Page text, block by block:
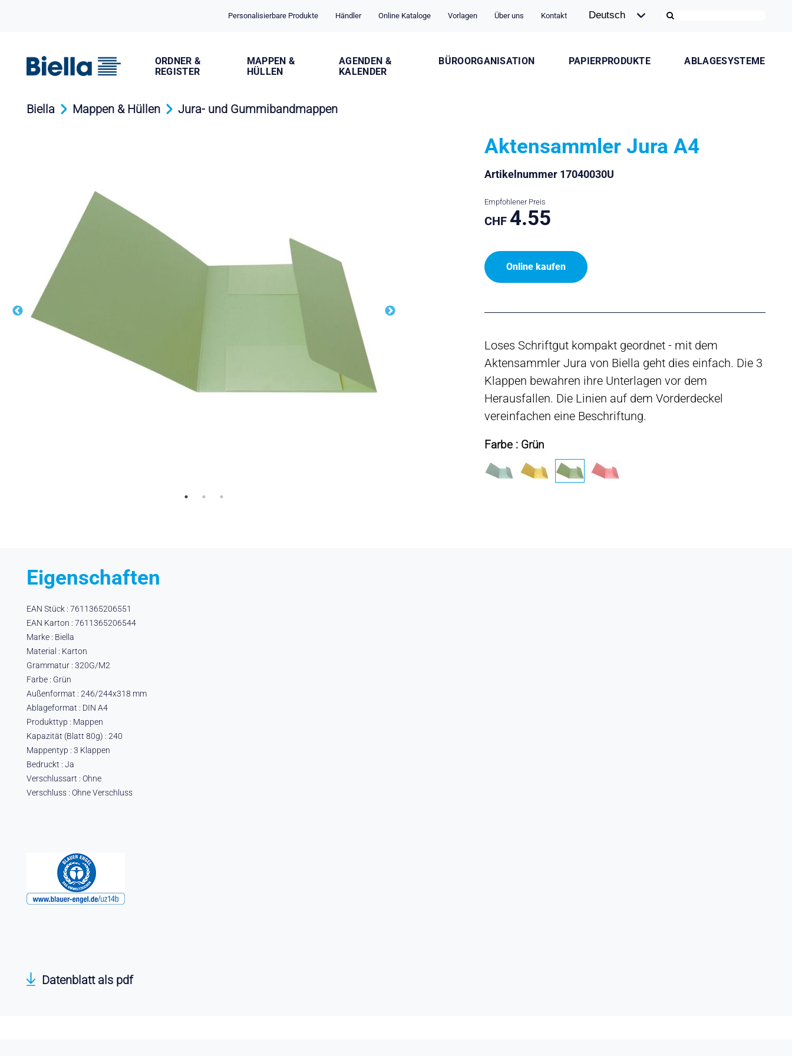
Personalisierbare Produkte Händler Online Kataloge Vorlagen Über uns Kontakt
PAPIERPRODUKTE ABLAGESYSTEME
BÜROORGANISATION
ORDNER &
REGISTER
MAPPEN &
HÜLLEN
AGENDEN &
KALENDER
Biella Mappen & Hüllen Jura- und Gummibandmappen
Aktensammler Jura A4
Artikelnummer 17040030U
Empfohlener Preis
CHF 4.55
Online kaufen
Loses Schriftgut kompakt geordnet - mit dem
Aktensammler Jura von Biella geht dies einfach. Die 3
Klappen bewahren ihre Unterlagen vor dem
Herausfallen. Die Linien auf dem Vorderdeckel
vereinfachen eine Beschriftung.
Farbe : Grün
Eigenschaften
EAN Stück : 7611365206551
EAN Karton : 7611365206544
Marke : Biella
Material : Karton
Grammatur : 320G/M2
Farbe : Grün
Außenformat : 246/244x318 mm
Ablageformat : DIN A4
Produkttyp : Mappen
Kapazität (Blatt 80g) : 240
Mappentyp : 3 Klappen
Bedruckt : Ja
Verschlussart : Ohne
Verschluss : Ohne Verschluss
Datenblatt als pdf